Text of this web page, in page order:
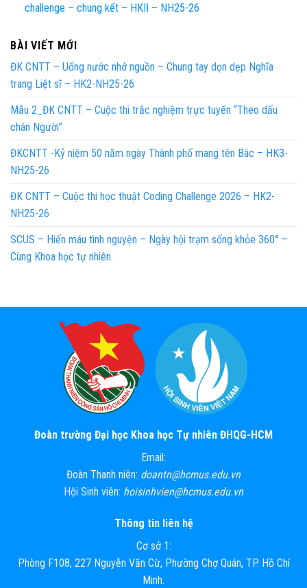
challenge – chung kết – HKII – NH25-26
BÀI VIẾT MỚI
ĐK CNTT – Uống nước nhớ nguồn – Chung tay dọn dẹp Nghĩa
trang Liệt sĩ – HK2-NH25-26
Mẫu 2_ĐK CNTT – Cuộc thi trắc nghiệm trực tuyến “Theo dấu
chân Người”
ĐKCNTT -Kỷ niệm 50 năm ngày Thành phố mang tên Bác – HK3-
NH25-26
ĐK CNTT – Cuộc thi học thuật Coding Challenge 2026 – HK2-
NH25-26
SCUS – Hiến máu tình nguyện – Ngày hội trạm sống khỏe 360° –
Cùng Khoa học tự nhiên.
Đoàn trường Đại học Khoa học Tự nhiên ĐHQG-HCM
Email:
Đoàn Thanh niên: doantn@hcmus.edu.vn
Hội Sinh viên: hoisinhvien@hcmus.edu.vn
Thông tin liên hệ
Cơ sở 1:
Phòng F108, 227 Nguyễn Văn Cừ, Phường Chợ Quán, TP. Hồ Chí
Minh.